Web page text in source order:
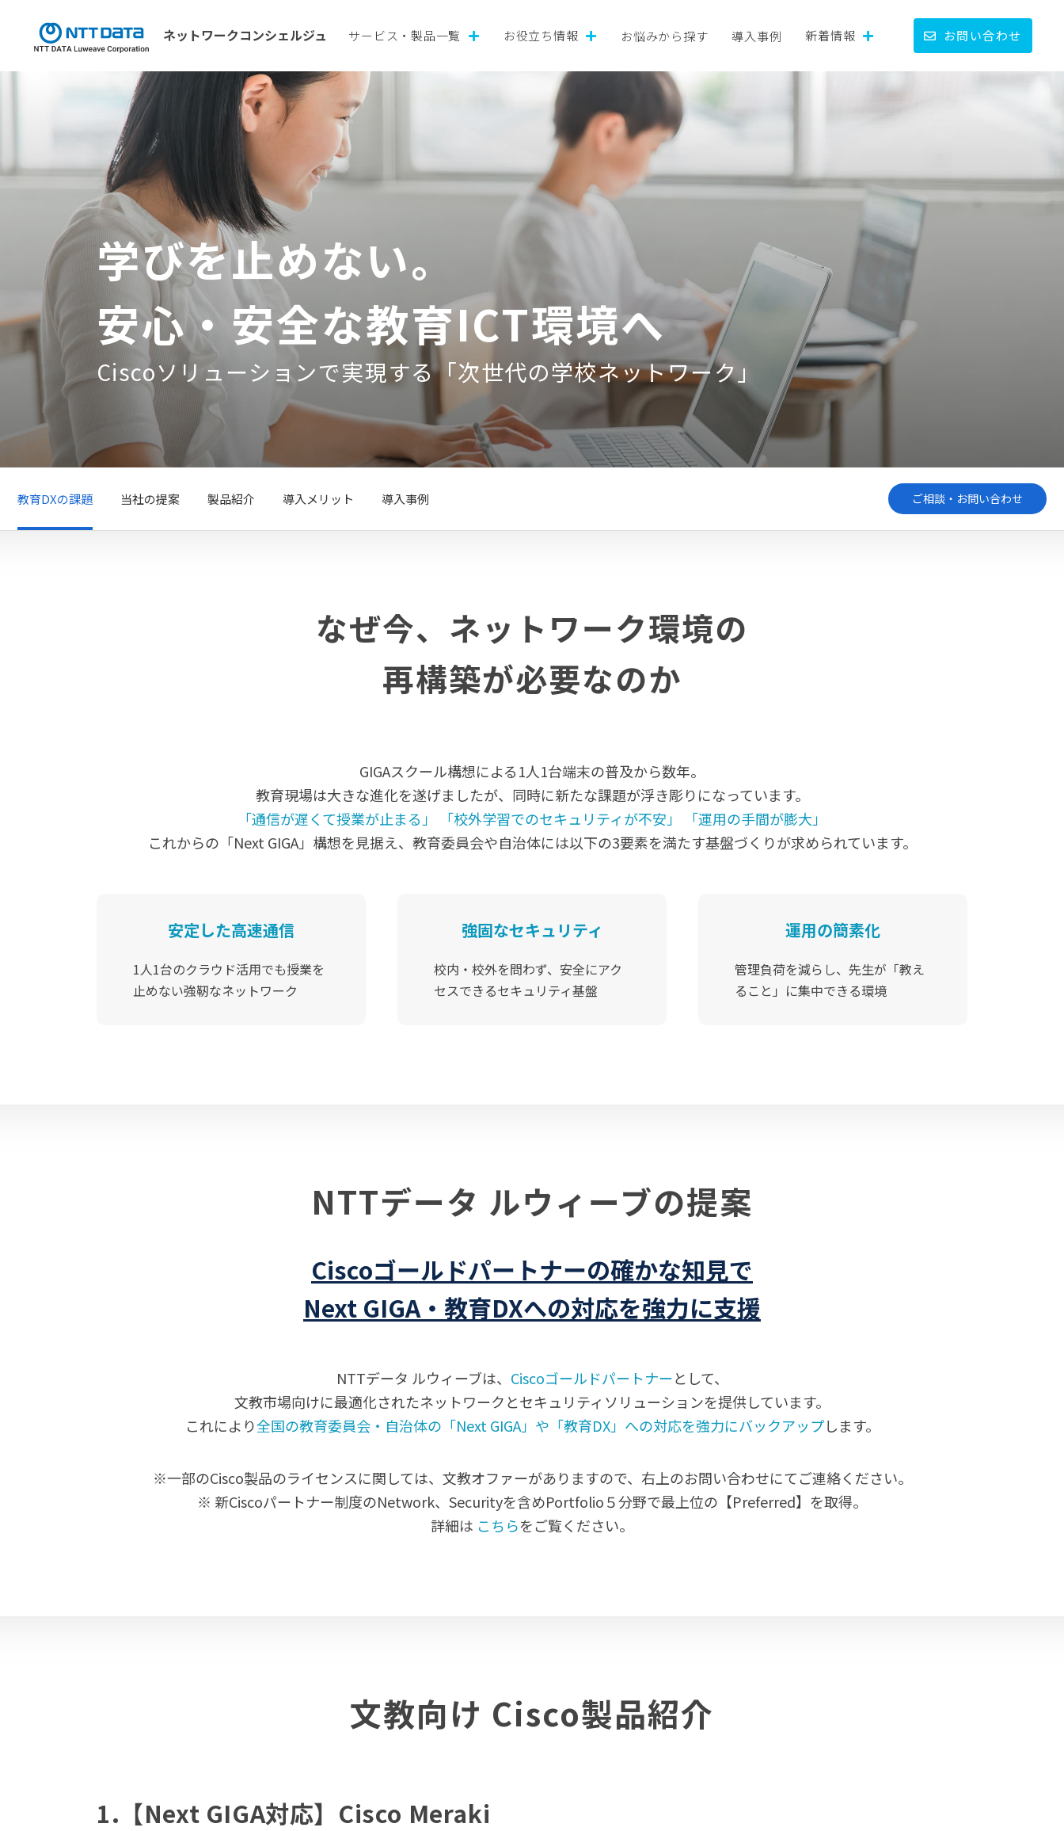
ネットワークコンシェルジュ サービス・製品一覧 お役立ち情報 お悩みから探す 導入事例 新着情報 お問い合わせ
学びを止めない。
安心・安全な教育ICT環境へ
Ciscoソリューションで実現する「次世代の学校ネットワーク」
教育DXの課題 当社の提案 製品紹介 導入メリット 導入事例 ご相談・お問い合わせ
なぜ今、 ネットワーク環境の
再構築が必要なのか
GIGAスクール構想による1人1台端末の普及から数年。
教育現場は大きな進化を遂げましたが、同時に新たな課題が浮き彫りになっています。
「通信が遅くて授業が止まる」
「校外学習でのセキュリティが不安」
「運用の手間が膨大」
これからの「Next GIGA」構想を見据え、教育委員会や自治体には以下の3要素を満たす基盤づくりが求められています。
安定した高速通信
1人1台のクラウド活用でも授業を
止めない強靭なネットワーク
強固なセキュリティ
校内・校外を問わず、 安全にアク
セスできるセキュリティ基盤
運用の簡素化
管理負荷を減らし、 先生が「教え
ること」に集中できる環境
NTTデータ ルウィーブの提案
Ciscoゴールドパートナーの確かな知見で
Next GIGA・教育DXへの対応を強力に支援
NTTデータ ルウィーブは、 Ciscoゴールドパートナーとして、
文教市場向けに最適化されたネットワークとセキュリティソリューションを提供しています。
これにより全国の教育委員会・自治体の「Next GIGA」や「教育DX」への対応を強力にバックアップします。
※一部のCisco製品のライセンスに関しては、文教オファーがありますので、右上のお問い合わせにてご連絡ください。
※ 新Ciscoパートナー制度のNetwork、Securityを含めPortfolio５分野で最上位の【Preferred】を取得。
詳細は こちらをご覧ください。
文教向け Cisco製品紹介
1.【Next GIGA対応】Cisco Meraki